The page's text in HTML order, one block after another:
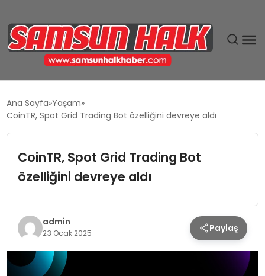
EKONOMI
GÜNDEM
MAGAZIN
SIYASET
Ana Sayfa Yaşam
CoinTR, Spot Grid Trading Bot özelliğini devreye aldı
CoinTR, Spot Grid Trading Bot
özelliğini devreye aldı
admin
23 Ocak 2025 Paylaş